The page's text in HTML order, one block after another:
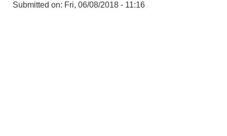
Submitted on: Fri, 06/08/2018 - 11:16